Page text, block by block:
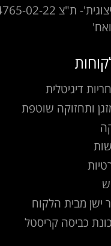
דיגיטלית
ותחזוקה שוטפת
ישן מבית הלקוח
כביסה קריסטל